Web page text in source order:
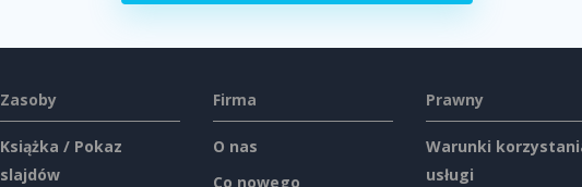
Zasoby
Książka / Pokaz
slajdów
Firma
O nas
Co nowego
Prawny
Warunki
usługi